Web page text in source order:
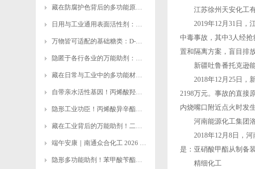
藏在防腐护色背后的多功能原料：焦亚硫酸钾全域应用科
日用与工业通用表面活性剂：十二烷基苯磺酸钠应用全解
万物皆可适配的基础糖类：D-无水葡萄糖的多元应用解
隐匿于各行各业的万能助剂：磷酸二氢钠的多维应用价值
藏在日常与工业中的多功能材料：氢氧化铝的多元应用全
自带亲水活性基因！丙烯酸羟乙酯撑起高端化工材料半壁
隐形工业功臣！丙烯酸异辛酯多领域硬核应用全解析
藏在工业背后的万能助剂！二乙二醇多领域核心用途解析
端午安康｜南通众合化工 2026 端午放假安排通知
隐形多功能助剂！苯甲酸苄酯全领域核心工业用途解析
江苏徐州天安化工有
2019年12月31日，江
中毒事故，其中3人经
置和隔离方案，盲目排
新疆吐鲁番托克逊能
2018年12月25日，新
2198万元。事故的直接
内烧嘴口附近点火时发
河南能源化工集团洛
2018年12月8日，河
是：亚硝酸甲酯从制备
精细化工